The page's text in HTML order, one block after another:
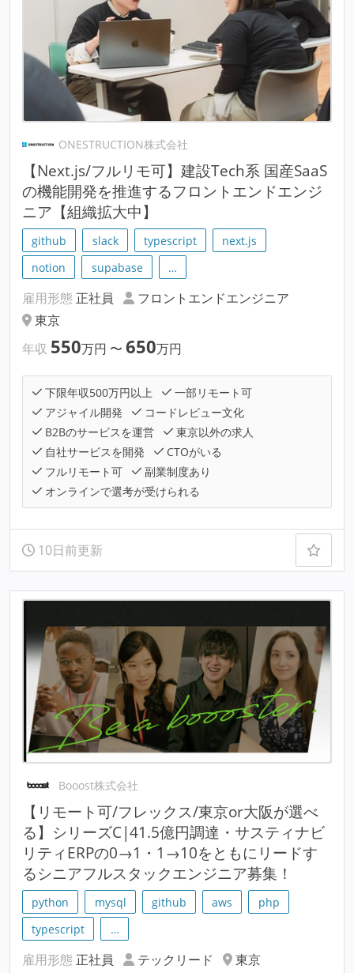
ONESTRUCTION株式会社
【Next.js/フルリモ可】建設Tech系 国産SaaS
の機能開発を推進するフロントエンドエンジ
ニア【組織拡大中】
github slack typescript
next.js
notion
supabase …
雇用形態 正社員
フロントエンドエンジニア
東京
年収 550万円 〜 650万円
下限年収500万円以上
一部リモート可
アジャイル開発
コードレビュー文化
B2Bのサービスを運営
東京以外の求人
自社サービスを開発
CTOがいる
フルリモート可
副業制度あり
オンラインで選考が受けられる
10日前更新
Booost株式会社
【リモート可/フレックス/東京or大阪が選べ
る】シリーズC|41.5億円調達・サスティナビ
リティERPの0→1・1→10をともにリードす
るシニアフルスタックエンジニア募集！
python mysql github aws
php
typescript
…
雇用形態 正社員 テックリード
東京